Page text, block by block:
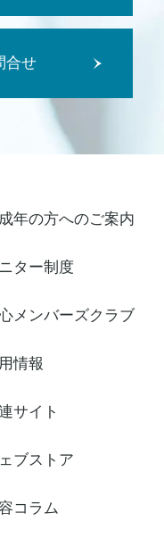
合せ
年の方へのご案内
ター制度
メンバーズクラブ
情報
サイト
ブストア
コラム